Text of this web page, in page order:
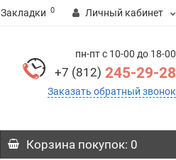
Закладки 0 Личный кабинет
пн-пт с 10-00 до 18-00
+7 (812) 245-29-28
Заказать обратный звонок
Корзина покупок: 0